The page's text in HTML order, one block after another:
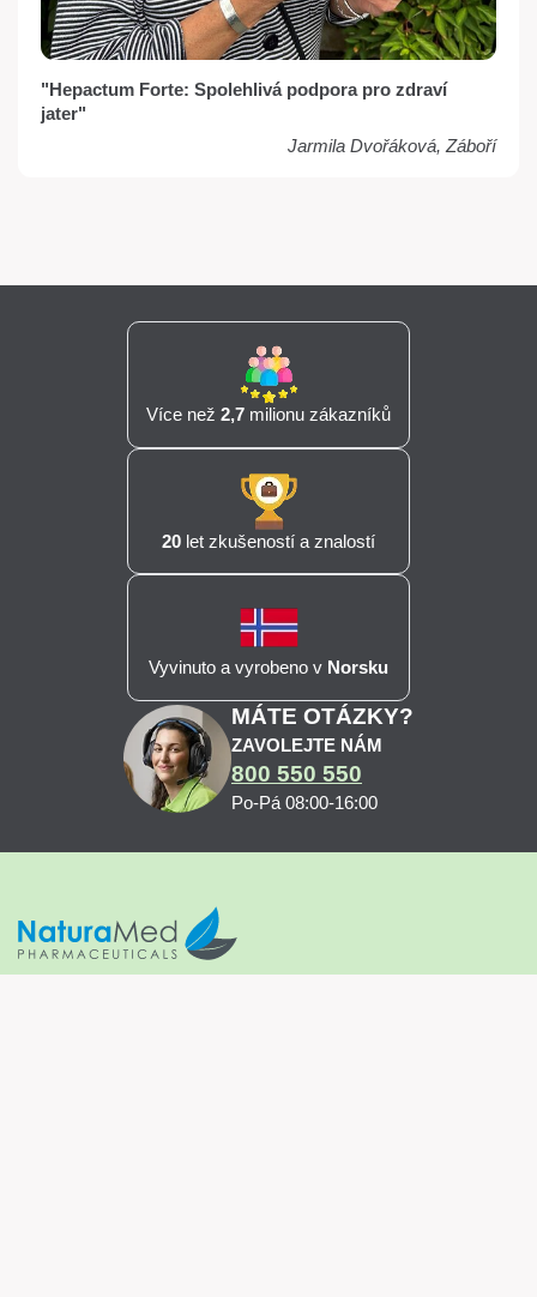
"Hepactum Forte: Spolehlivá podpora pro zdraví
jater"
Jarmila Dvořáková, Záboří
Více než 2,7 milionu zákazníků
20 let zkušeností a znalostí
Vyvinuto a vyrobeno v Norsku
MÁTE OTÁZKY?
ZAVOLEJTE NÁM
800 550 550
Po-Pá 08:00-16:00